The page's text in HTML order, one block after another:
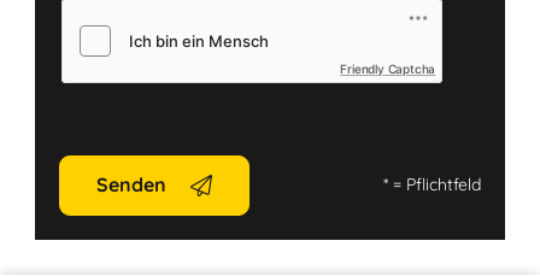
Friendly Captcha
Senden *= Pflichtfeld